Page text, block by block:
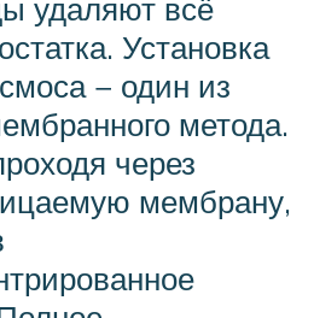
удаляют всё
Установка
− один из
метода.
через
мембрану,